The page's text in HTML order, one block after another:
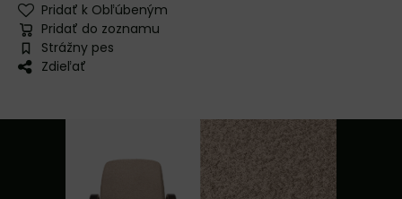
Pridať k Obľúbeným
Pridať do zoznamu
Strážny pes
Zdieľať